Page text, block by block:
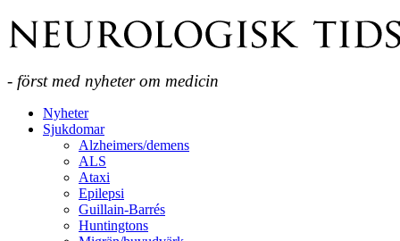
- först med nyheter om medicin
Nyheter
Sjukdomar
Alzheimers/demens
ALS
Ataxi
Epilepsi
Guillain-Barrés
Huntingtons